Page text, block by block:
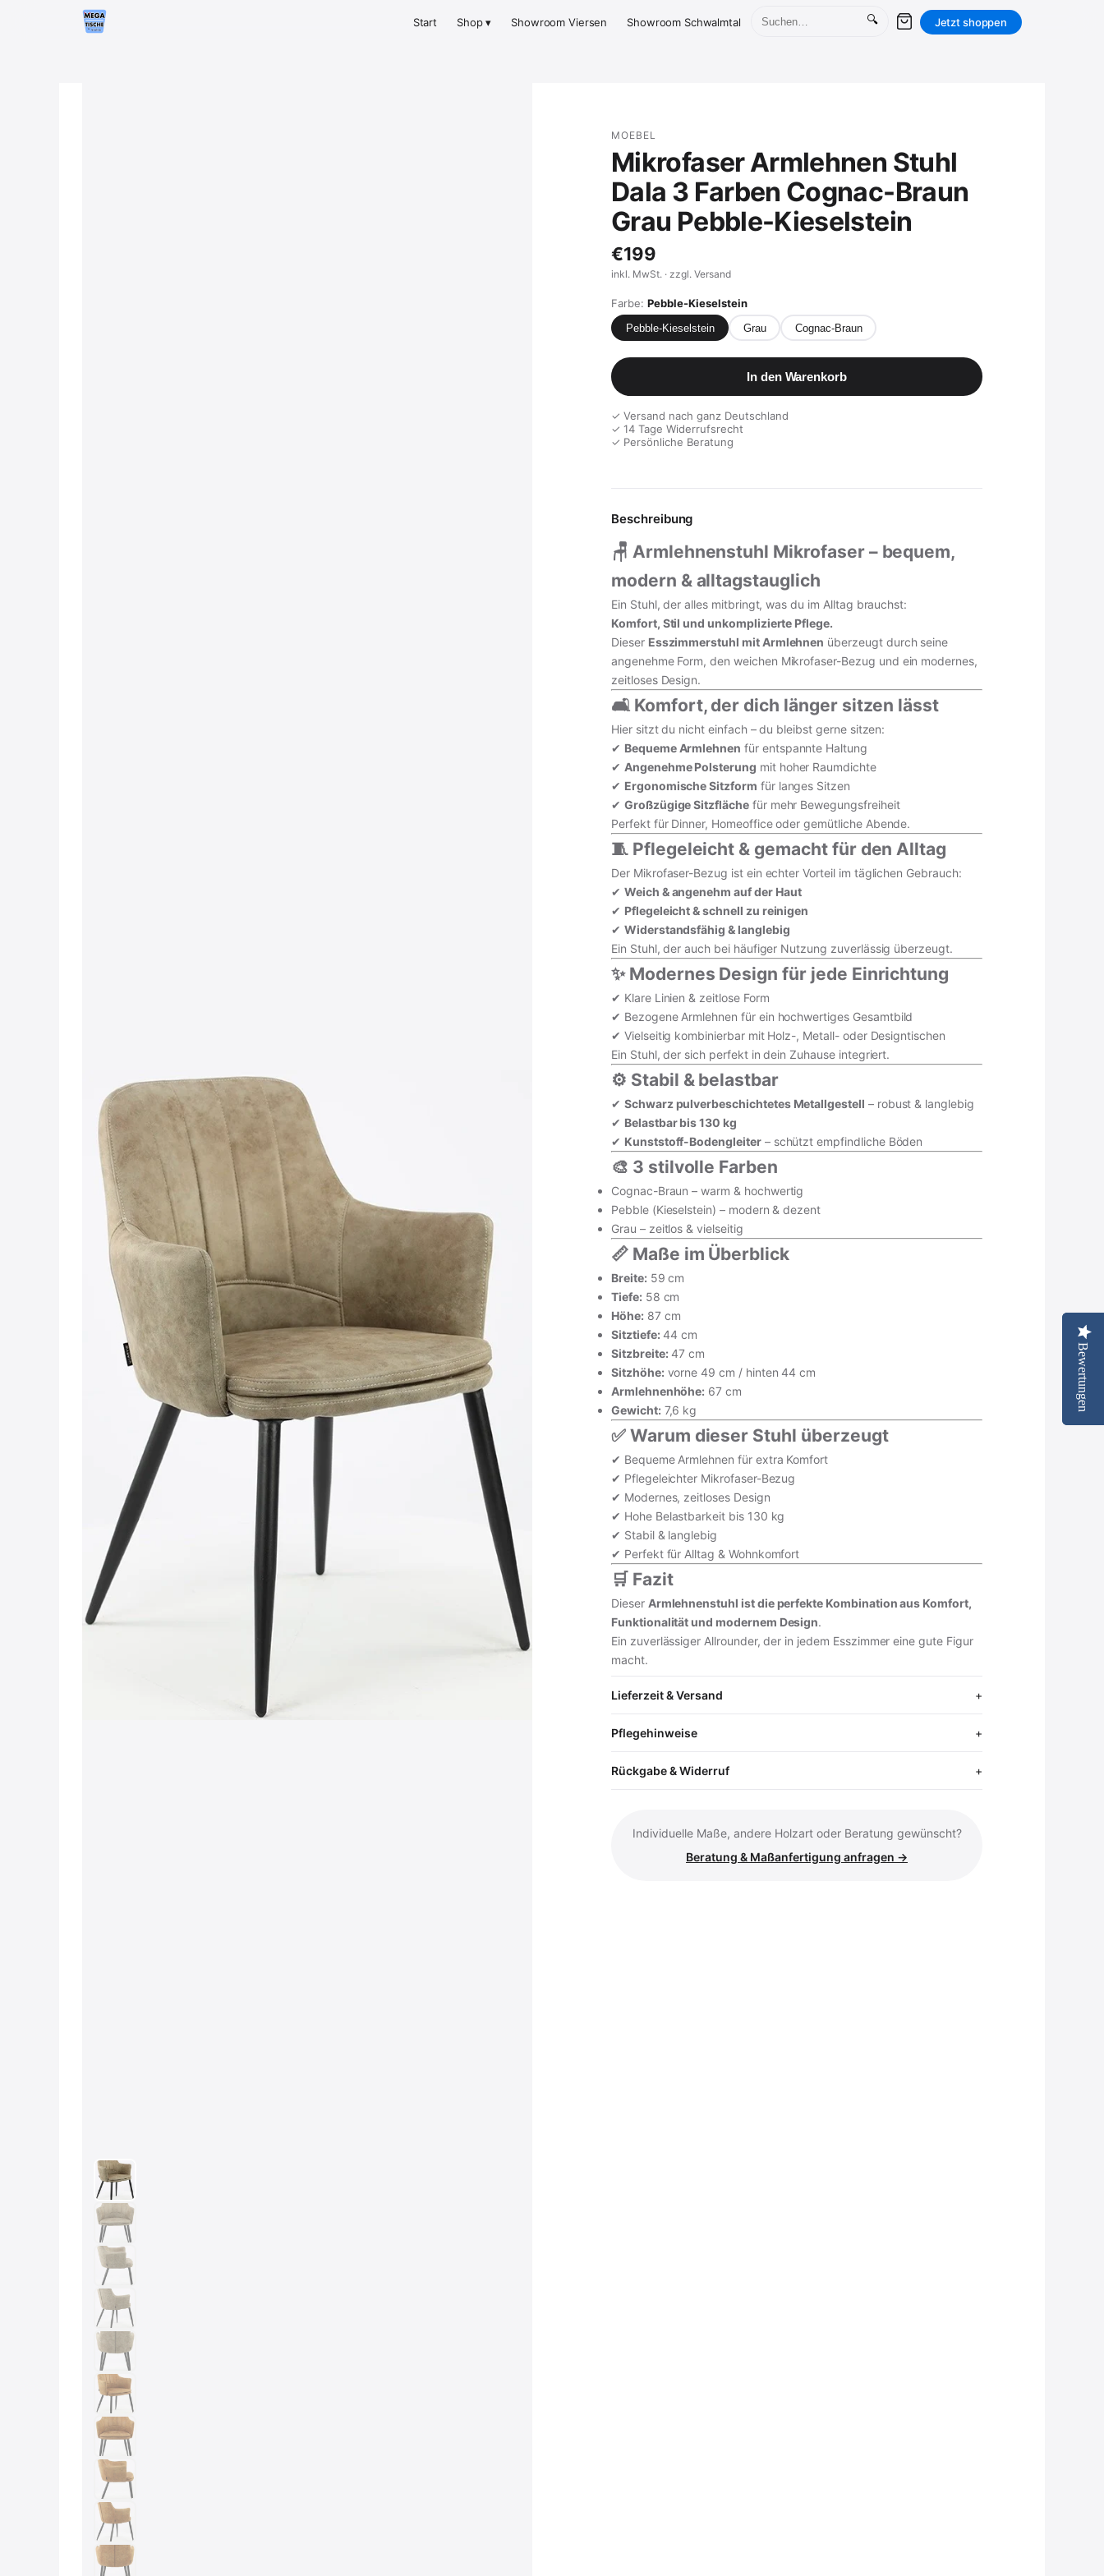
Bewertungen
Start Shop ▾ Showroom Viersen Showroom Schwalmtal 🔍 Jetzt shoppen
MOEBEL
Mikrofaser Armlehnen Stuhl
Dala 3 Farben Cognac-Braun
Grau Pebble-Kieselstein
€199
inkl. MwSt. · zzgl. Versand
Farbe: Pebble-Kieselstein
Pebble-Kieselstein Grau Cognac-Braun
In den Warenkorb
✓ Versand nach ganz Deutschland
✓ 14 Tage Widerrufsrecht
✓ Persönliche Beratung
Beschreibung
🪑 Armlehnenstuhl Mikrofaser – bequem,
modern & alltagstauglich
Ein Stuhl, der alles mitbringt, was du im Alltag brauchst:
Komfort, Stil und unkomplizierte Pflege.
Dieser Esszimmerstuhl mit Armlehnen überzeugt durch seine
angenehme Form, den weichen Mikrofaser-Bezug und ein modernes,
zeitloses Design.
🛋️ Komfort, der dich länger sitzen lässt
Hier sitzt du nicht einfach – du bleibst gerne sitzen:
✔ Bequeme Armlehnen für entspannte Haltung
✔ Angenehme Polsterung mit hoher Raumdichte
✔ Ergonomische Sitzform für langes Sitzen
✔ Großzügige Sitzflächefür mehr Bewegungsfreiheit
Perfekt für Dinner, Homeoffice oder gemütliche Abende.
🧵 Pflegeleicht & gemacht für den Alltag
Der Mikrofaser-Bezug ist ein echter Vorteil im täglichen Gebrauch:
✔ Weich & angenehm auf der Haut
✔ Pflegeleicht & schnell zu reinigen
✔ Widerstandsfähig & langlebig
Ein Stuhl, der auch bei häufiger Nutzung zuverlässig überzeugt.
✨ Modernes Design für jede Einrichtung
✔ Klare Linien & zeitlose Form
✔ Bezogene Armlehnen für ein hochwertiges Gesamtbild
✔ Vielseitig kombinierbar mit Holz-, Metall- oder Designtischen
Ein Stuhl, der sich perfekt in dein Zuhause integriert.
⚙️ Stabil & belastbar
✔ Schwarz pulverbeschichtetes Metallgestell – robust & langlebig
✔ Belastbar bis 130 kg
✔ Kunststoff-Bodengleiter– schützt empfindliche Böden
🎨 3 stilvolle Farben
Cognac-Braun – warm & hochwertig
Pebble (Kieselstein) – modern & dezent
Grau – zeitlos & vielseitig
📏 Maße im Überblick
Breite: 59 cm
Tiefe: 58 cm
Höhe: 87 cm
Sitztiefe: 44 cm
Sitzbreite: 47 cm
Sitzhöhe: vorne 49 cm / hinten 44 cm
Armlehnenhöhe: 67 cm
Gewicht: 7,6 kg
✅ Warum dieser Stuhl überzeugt
✔ Bequeme Armlehnen für extra Komfort
✔ Pflegeleichter Mikrofaser-Bezug
✔ Modernes, zeitloses Design
✔ Hohe Belastbarkeit bis 130 kg
✔ Stabil & langlebig
✔ Perfekt für Alltag & Wohnkomfort
🛒 Fazit
Dieser Armlehnenstuhl ist die perfekte Kombination aus Komfort,
Funktionalität und modernem Design.
Ein zuverlässiger Allrounder, der in jedem Esszimmer eine gute Figur
macht.
Lieferzeit & Versand
Pflegehinweise
Rückgabe & Widerruf
Individuelle Maße, andere Holzart oder Beratung gewünscht?
Beratung & Maßanfertigung anfragen →
inkl. MwSt. · zzgl. Versand
In den Warenkorb
Vollständige Produktseite ansehen Bewertungen